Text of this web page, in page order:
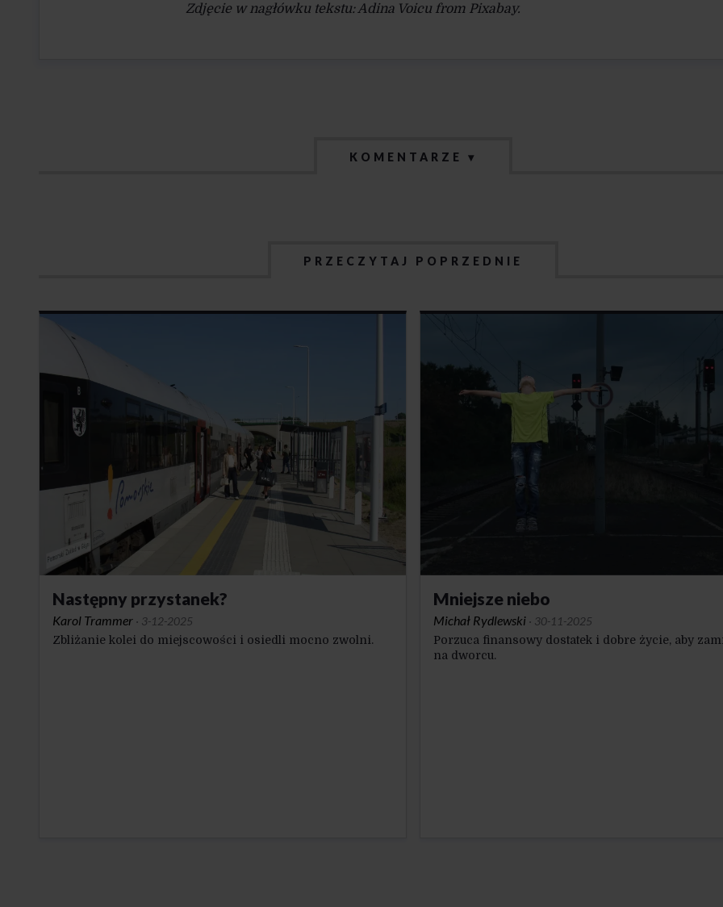
Zdjęcie w nagłówku tekstu: Adina Voicu from Pixabay.
KOMENTARZE ▾
PRZECZYTAJ POPRZEDNIE
Następny przystanek?
Karol Trammer · 3-12-2025
Zbliżanie kolei do miejscowości i osiedli mocno zwolni.
Mniejsze niebo
Michał Rydlewski · 30-11-2025
Porzuca finansowy dostatek i dobre życie, aby
na dworcu.